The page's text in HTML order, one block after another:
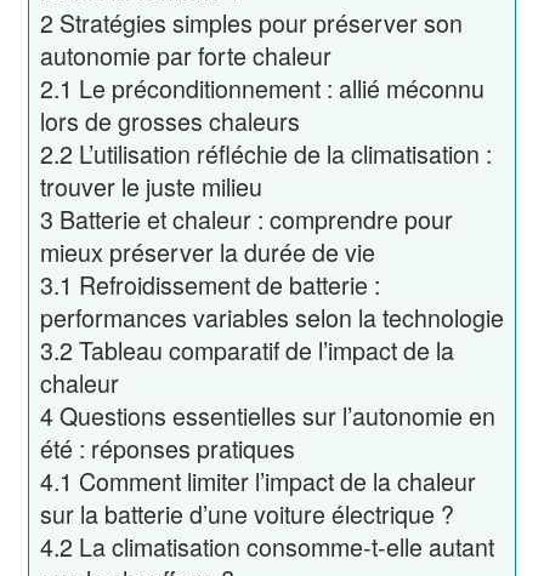
2 Stratégies simples pour préserver son
autonomie par forte chaleur
2.1 Le préconditionnement : allié méconnu
lors de grosses chaleurs
2.2 L’utilisation réfléchie de la climatisation :
trouver le juste milieu
3 Batterie et chaleur : comprendre pour
mieux préserver la durée de vie
3.1 Refroidissement de batterie :
performances variables selon la technologie
3.2 Tableau comparatif de l’impact de la
chaleur
4Questions essentielles sur l’autonomie en
été : réponses pratiques
4.1 Comment limiter l’impact de la chaleur
sur la batterie d’une voiture électrique ?
4.2 La climatisation consomme-t-elle autant